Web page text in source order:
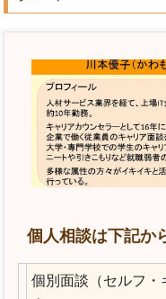
個人相談は下記か
個別面談（セルフ・